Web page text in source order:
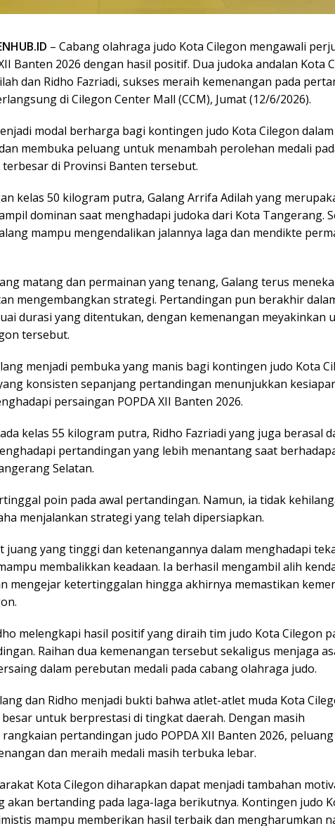
– Cabang olahraga judo Kota Cilegon mengawali
Banten 2026 dengan hasil positif. Dua judoka andalan Kota
dan Ridho Fazriadi, sukses meraih kemenangan pada
di Cilegon Center Mall (CCM), Jumat (12/6/2026).
modal berharga bagi kontingen judo Kota Cilegon
membuka peluang untuk menambah perolehan medali
di Provinsi Banten tersebut.
kelas 50 kilogram putra, Galang Arrifa Adilah yang
dominan saat menghadapi judoka dari Kota Tangerang.
mampu mengendalikan jalannya laga dan mendikte
matang dan permainan yang tenang, Galang terus
mengembangkan strategi. Pertandingan pun berakhir
durasi yang ditentukan, dengan kemenangan meyakinkan
tersebut.
menjadi pembuka yang manis bagi kontingen judo Kota
konsisten sepanjang pertandingan menunjukkan
persaingan POPDA XII Banten 2026.
kelas 55 kilogram putra, Ridho Fazriadi yang juga berasal
pertandingan yang lebih menantang saat
Selatan.
poin pada awal pertandingan. Namun, ia tidak
menjalankan strategi yang telah dipersiapkan.
juang yang tinggi dan ketenangannya dalam menghadapi
membalikkan keadaan. Ia berhasil mengambil alih
mengejar ketertinggalan hingga akhirnya memastikan
melengkapi hasil positif yang diraih tim judo Kota Cilegon
Raihan dua kemenangan tersebut sekaligus menjaga
dalam perebutan medali pada cabang olahraga judo.
dan Ridho menjadi bukti bahwa atlet-atlet muda Kota
untuk berprestasi di tingkat daerah. Dengan masih
pertandingan judo POPDA XII Banten 2026, peluang
dan meraih medali masih terbuka lebar.
Kota Cilegon diharapkan dapat menjadi tambahan
akan bertanding pada laga-laga berikutnya. Kontingen judo
mampu memberikan hasil terbaik dan mengharumkan